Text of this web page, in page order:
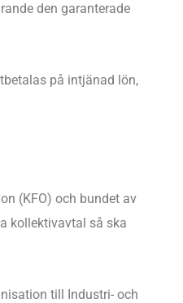
den garanterade
på intjänad lön,
(KFO) och bundet av
kollektivavtal så ska
till Industri- och